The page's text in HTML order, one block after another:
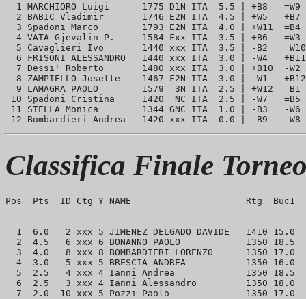
1 MARCHIORO Luigi      1775 D1N ITA  5.5 | +B8
2 BABIC Vladimir       1746 E2N ITA  4.5 | +W5
3 Spadoni Marco        1793 E2N ITA  4.0 | +W11
4 VATA Gjevalin P.     1584 Fxx ITA  3.5 | +B6
5 Cavaglieri Ivo       1440 xxx ITA  3.5 | -B2
6 FRISONI ALESSANDRO   1440 xxx ITA  3.0 | -W4
7 Dessi' Roberto       1480 xxx ITA  3.0 | +B10  -W2
8 ZAMPIELLO Josette    1467 F2N ITA  3.0 | -W1
9 LAMAGRA PAOLO        1579  3N ITA  2.5 | +W12
10 Spadoni Cristina     1420  NC ITA  2.5 | -W7   =B5
11 STELLA Monica        1344 GNC ITA  1.0 | -B3   -
Classifica Finale
Pos  Pts  ID Ctg Y NAME                     Rtg  Buc1
  1  6.0   2 xxx 5 JIMENEZ DELGADO DAVIDE   1410 15.0
  2  4.5   6 xxx 6 BONANNO PAOLO            1350 18.5
  3  4.0   8 xxx 8 BOMBARDIERI LORENZO      1350 17.0
4  3.0   5 xxx 5 BRESCIA ANDREA           1350 16.0
  5  2.5   4 xxx 4 Ianni Andrea             1350 18.5
  6  2.5   3 xxx 4 Ianni Alessandro         1350 18.0
  7  2.0  10 xxx 5 Pozzi Paolo              1350 17.0